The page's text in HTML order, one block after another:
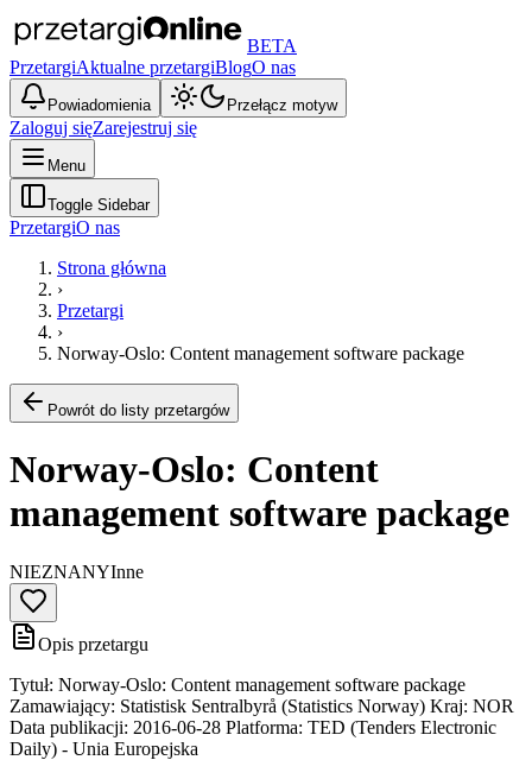
BETA
PrzetargiAktualne przetargiBlogO nas
Powiadomienia Przełącz motyw
Zaloguj sięZarejestruj się
Menu
Toggle Sidebar
PrzetargiO nas
Strona główna
›
Przetargi
›
Norway-Oslo: Content management software package
Powrót do listy przetargów
Norway-Oslo: Content
management software package
NIEZNANYInne
Opis przetargu
Tytuł: Norway-Oslo: Content management software package
Zamawiający: Statistisk Sentralbyrå (Statistics Norway) Kraj: NOR
Data publikacji: 2016-06-28 Platforma: TED (Tenders Electronic
Daily) - Unia Europejska